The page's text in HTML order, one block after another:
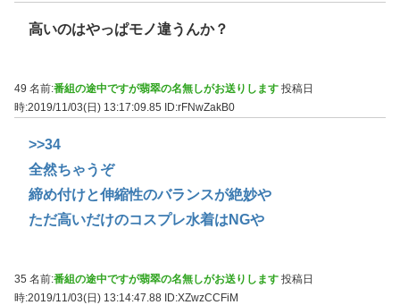
高いのはやっぱモノ違うんか？
49 名前:番組の途中ですが翡翠の名無しがお送りします 投稿日
時:2019/11/03(日) 13:17:09.85
ID:rFNwZakB0
>>34
全然ちゃうぞ
締め付けと伸縮性のバランスが絶妙や
ただ高いだけのコスプレ水着はNGや
35 名前:番組の途中ですが翡翠の名無しがお送りします 投稿日
時:2019/11/03(日) 13:14:47.88 ID:XZwzCCFiM